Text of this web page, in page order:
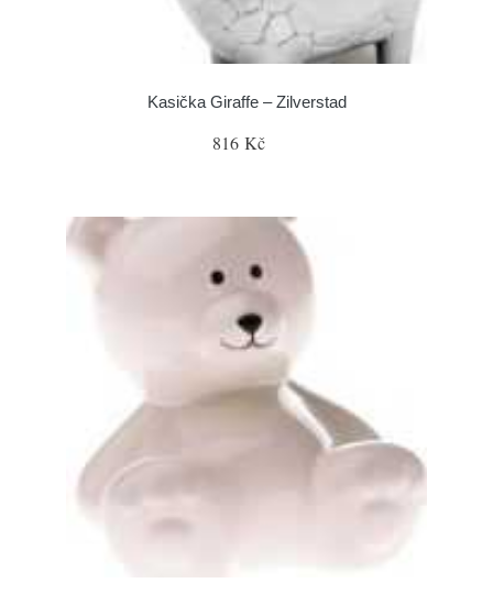
Kasička Giraffe – Zilverstad
816 Kč